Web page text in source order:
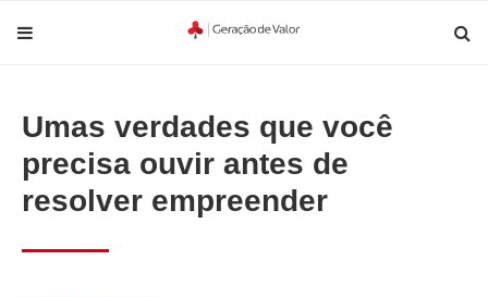
Umas verdades que você
precisa ouvir antes de
resolver empreender